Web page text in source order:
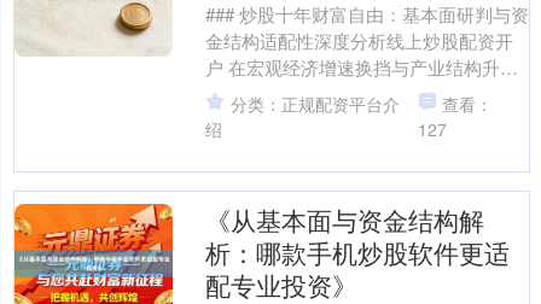
### 炒股十年财富自由：基本面研判与资
金结构适配性深度分析线上炒股配资开
户 在宏观经济增速换挡与产业结构升级
的双重背景下，A股市场正经历从"增量
博弈"向"存量....
分类：正规配资平台介
绍
查看：
127
《从基本面与资金结构解
析：哪款手机炒股软件更适
配专业投资》